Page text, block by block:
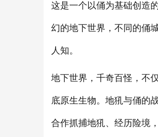
这是一个以俑为基础创造
幻的地下世界，不同的俑
人知。
地下世界，千奇百怪，不
底原生生物。地犼与俑的
合作抓捕地犼、经历险境